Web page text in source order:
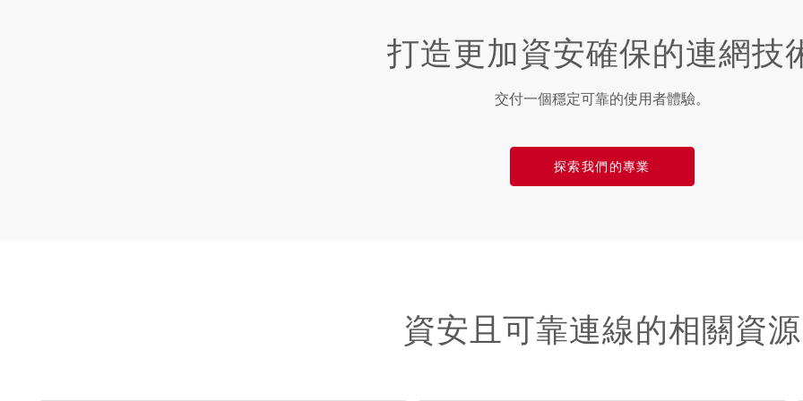
打造更加資安確保的連網技
交付一個穩定可靠的使用者體驗。
探索我們的專業
資安且可靠連線的相關資源